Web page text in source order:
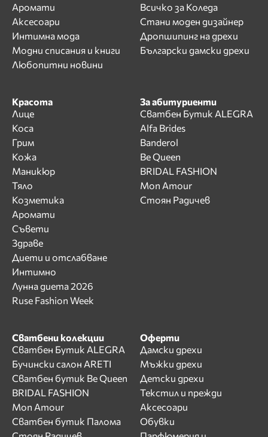
Аромати
Аксесоари
Интимна мода
Модни списания и книги
Любопитни новини
Всичко за Коледа
Стани моден дизайнер
Дропшипинг на дрехи
Български дамски дрехи
Красота
Лице
Коса
Грим
Кожа
Маникюр
Тяло
Козметика
Аромати
Съвети
Здраве
Диети и отслабване
Интимно
Лунна диета 2026
Ruse Fashion Week
За абитуриенти
Сватбен Бутик ALEGRA
Alfa Brides
Banderol
Be Queen
BRIDAL FASHION
Mon Amour
Стоян Радичев
Сватбени колекции
Сватбен Бутик ALEGRA
Бучински салон ARETI
Сватбен бутик Be Queen
BRIDAL FASHION
Mon Amour
Сватбен бутик Палома
Оферти
Дамски дрехи
Мъжки дрехи
Детски дрехи
Текстил и прежди
Аксесоари
Обувки